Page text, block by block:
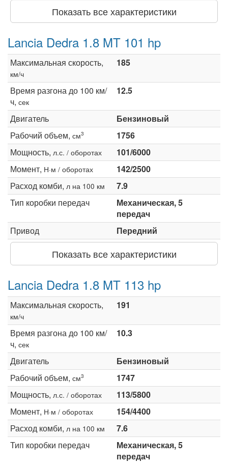
Показать все характеристики
Lancia Dedra 1.8 MT 101 hp
Максимальная скорость,
км/ч
185
Время разгона до 100 км/
ч, сек
12.5
Двигатель
Бензиновый
Рабочий объем, см3
1756
Мощность, л.с. / оборотах
101/6000
Момент, Н·м / оборотах
142/2500
Расход комби, л на 100 км
7.9
Тип коробки передач
Механическая, 5
передач
Привод
Передний
Показать все характеристики
Lancia Dedra 1.8 MT 113 hp
Максимальная скорость,
км/ч
191
Время разгона до 100 км/
ч, сек
10.3
Двигатель
Бензиновый
Рабочий объем, см3
1747
Мощность, л.с. / оборотах
113/5800
Момент, Н·м / оборотах
154/4400
Расход комби, л на 100 км
7.6
Тип коробки передач
Механическая, 5
передач